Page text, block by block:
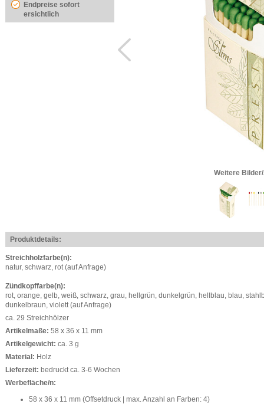
Endpreise sofort
ersichtlich
Weitere
Produktdetails:
Streichholzfarbe(n):
natur, schwarz, rot (auf Anfrage)
Zündkopffarbe(n):
rot, orange, gelb, weiß, schwarz, grau, hellgrün, dunkelgrün, hellblau, blau,
dunkelbraun, violett (auf Anfrage)
ca. 29 Streichhölzer
Artikelmaße: 58 x 36 x 11 mm
Artikelgewicht: ca. 3 g
Material: Holz
Lieferzeit: bedruckt ca. 3-6 Wochen
Werbefläche/n:
58 x 36 x 11 mm (Offsetdruck | max. Anzahl an Farben: 4)